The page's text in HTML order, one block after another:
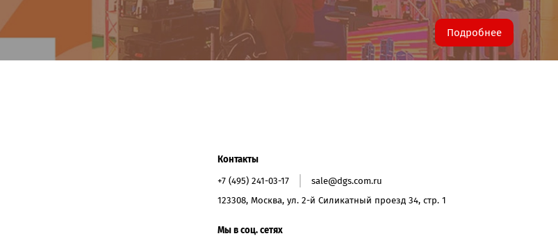
Подробнее
Контакты
+7 (495) 241-03-17
sale@dgs.com.ru
123308, Москва, ул. 2-й Силикатный проезд 34, стр. 1
Мы в соц. сетях